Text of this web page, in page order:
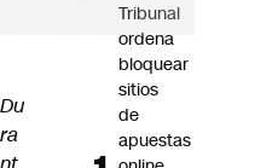
Du
ra
Tribunal
ordena
bloquear
sitios
de
apuestas